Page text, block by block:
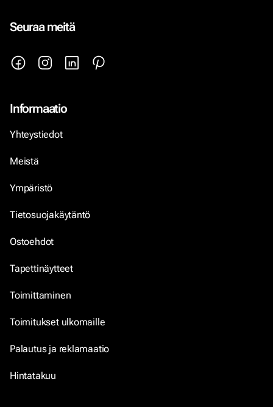
Seuraa meitä
Informaatio
Yhteystiedot
Meistä
Ympäristö
Tietosuojakäytäntö
Ostoehdot
Tapettinäytteet
Toimittaminen
Toimitukset ulkomaille
Palautus ja reklamaatio
Hintatakuu